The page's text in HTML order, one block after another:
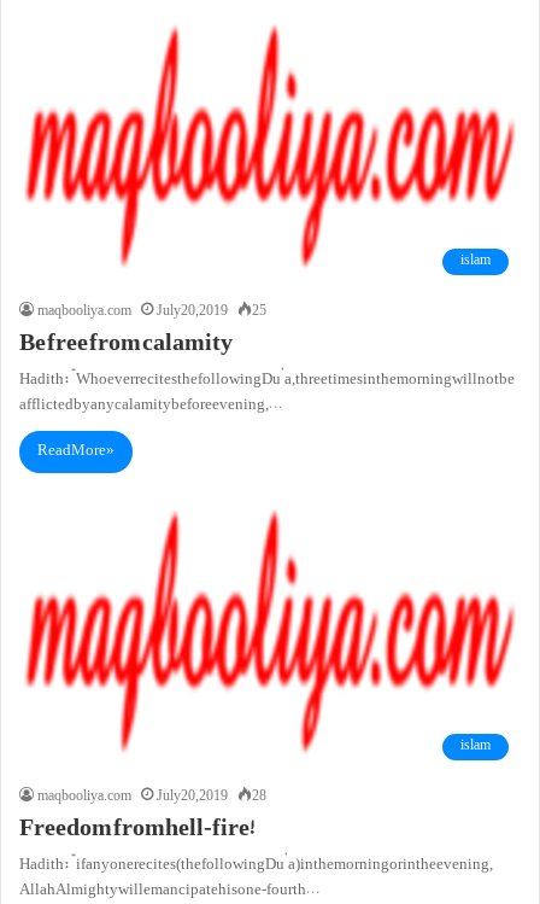
islam
maqbooliya.com
July 20, 2019 25
Be free from calamity
Hadith: “Whoever recites the following Du’a, three times in the morning will not be
afflicted by any calamity before evening,…
Read More »
islam
maqbooliya.com
July 20, 2019 28
Freedom fromhell-fire!
Hadith: “if anyone recites (the following Du’a) in the morning or in the evening,
Allah Almighty will emancipate his one-fourth…